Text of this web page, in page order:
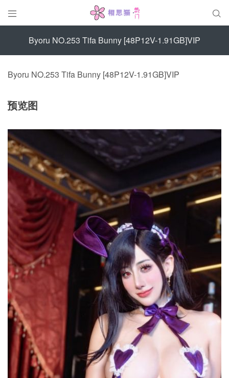
 
Byoru NO.253 Tifa Bunny [48P12V-1.91GB]VIP
Byoru NO.253 Tifa Bunny [48P12V-1.91GB]VIP
预览图